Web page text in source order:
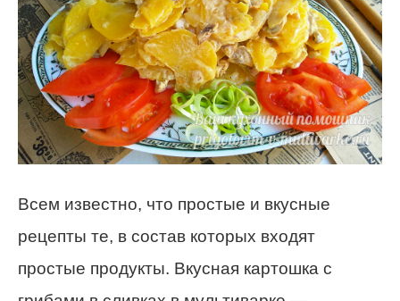
Всем известно, что простые и вкусные
рецепты те, в состав которых входят
простые продукты. Вкусная картошка с